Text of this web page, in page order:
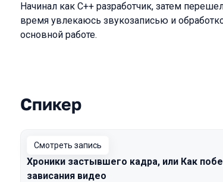
Начинал как C++ разработчик, затем
время увлекаюсь звукозаписью и
основной работе.
Выступления в сезоне 2024
Спикер
Смотреть запись
Хроники застывшего кадра, или Как
зависания видео